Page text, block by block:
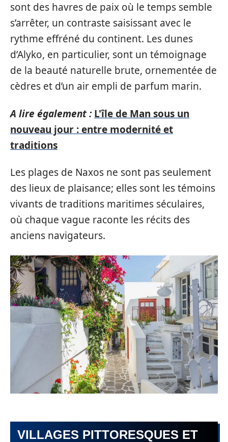
sont des havres de paix où le temps semble
s’arrêter, un contraste saisissant avec le
rythme effréné du continent. Les dunes
d’Alyko, en particulier, sont un témoignage
de la beauté naturelle brute, ornementée de
cèdres et d’un air empli de parfum marin.
A lire également : L'île de Man sous un
nouveau jour : entre modernité et
traditions
Les plages de Naxos ne sont pas seulement
des lieux de plaisance; elles sont les témoins
vivants de traditions maritimes séculaires,
où chaque vague raconte les récits des
anciens navigateurs.
VILLAGES PITTORESQUES ET